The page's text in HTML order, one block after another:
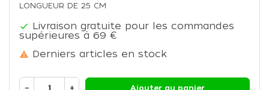
LONGUEUR DE 25 CM
 Livraison gratuite pour les commandes
supérieures à 69 €
 Derniers articles en stock
− + Ajouter au panier